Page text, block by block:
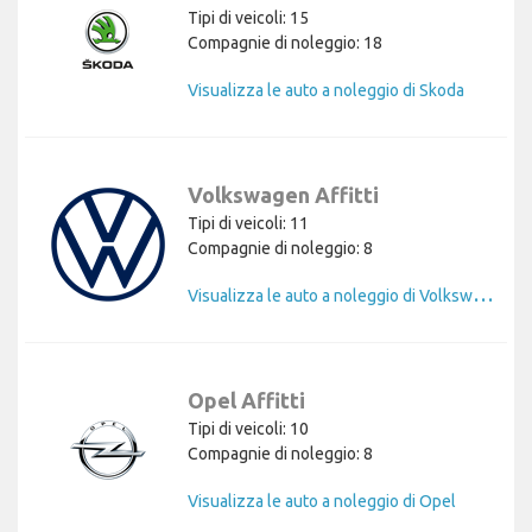
Tipi di veicoli: 15
Compagnie di noleggio: 18
Visualizza le auto a noleggio di Skoda
Volkswagen Affitti
Tipi di veicoli: 11
Compagnie di noleggio: 8
V
isualizza le auto a noleggio di Volkswagen
Opel Affitti
Tipi di veicoli: 10
Compagnie di noleggio: 8
Visualizza le auto a noleggio di Opel